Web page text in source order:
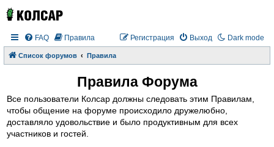
Dark mode
FAQ Правила Выход
Регистрация
Список форумов Правила
Правила Форума
Все пользователи Колсар должны следовать этим Правилам,
чтобы общение на форуме происходило дружелюбно,
доставляло удовольствие и было продуктивным для всех
участников и гостей.